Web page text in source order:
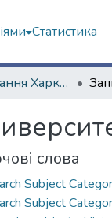
Статистика
4. Рідкісні видання Харкова ХХ ст.
слова
Subject
Subject